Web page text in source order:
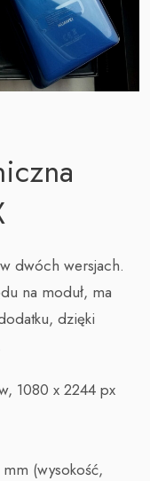
dwóch wersjach.
na moduł, ma
dzięki
1080 x 2244 px
(wysokość,